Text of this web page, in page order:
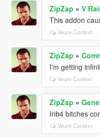
ZipZap » V
This addon
Veure Context
ZipZap »
I'm getting
Veure Context
ZipZap »
Inb4 bitches
Veure Context